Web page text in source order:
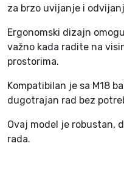
-
X
M
I
L
W
U
K
za brzo uvijanje i
Ergonomski dizajn
važno kada radite na
prostorima.
Kompatibilan je sa M18
dugotrajan rad bez
Ovaj model je robustan,
rada.